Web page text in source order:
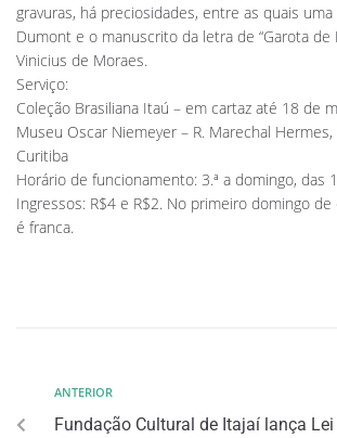
gravuras, há preciosidades, entre as quais
Dumont e o manuscrito da letra de “Garota de
Vinicius de Moraes.
Serviço:
Coleção Brasiliana Itaú – em cartaz até 18 de
Museu Oscar Niemeyer – R. Marechal
Curitiba
Horário de funcionamento: 3.ª a domingo, das
Ingressos: R$4 e R$2. No primeiro domingo
é franca.
ANTERIOR
Fundação Cultural de Itajaí lança